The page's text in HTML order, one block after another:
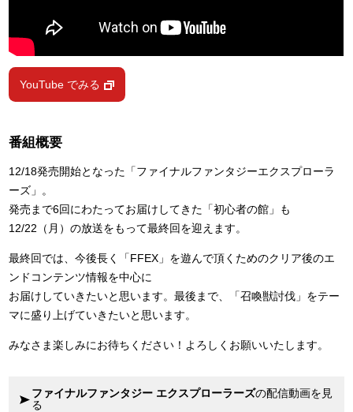
YouTube でみる
番組概要
12/18発売開始となった「ファイナルファンタジーエクスプローラ
ーズ」。
発売まで6回にわたってお届けしてきた「初心者の館」も
12/22（月）の放送をもって最終回を迎えます。
最終回では、今後長く「FFEX」を遊んで頂くためのクリア後のエ
ンドコンテンツ情報を中心に
お届けしていきたいと思います。最後まで、「召喚獣討伐」をテー
マに盛り上げていきたいと思います。
みなさま楽しみにお待ちください！よろしくお願いいたします。
ファイナルファンタジー エクスプローラーズの配信動画を見
る